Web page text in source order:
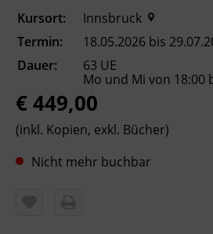
Arbeitsmarkt
Kursformat
Präsenzunterricht
Leitung
Kursort:
Innsbruck
Termin:
18.05.2026 bis
Dauer:
63 UE
Mo und Mi von 18:00
€ 449,00
(inkl. Kopien, exkl. Bücher)
Nicht mehr buchbar